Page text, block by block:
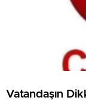
Vatandaşın